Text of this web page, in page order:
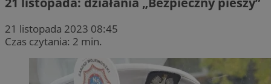
21 listopada 2023 08:45
Czas czytania: 2 min.